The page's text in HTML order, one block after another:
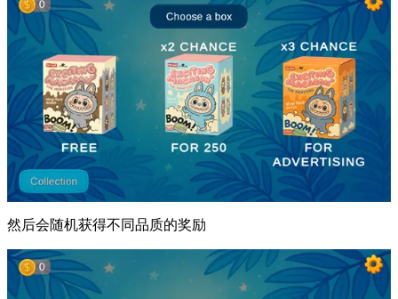
然后会随机获得不同品质的奖励